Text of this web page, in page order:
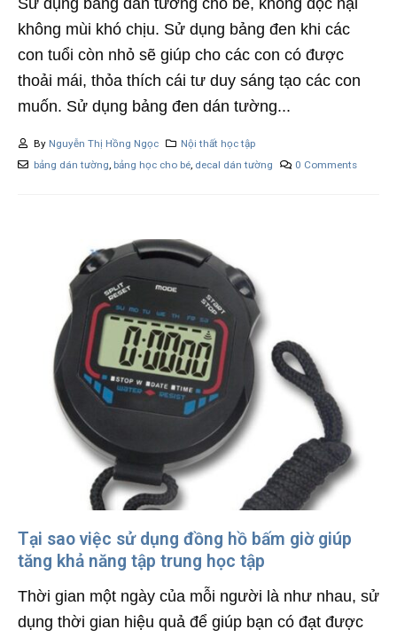
Sử dụng bảng dán tường cho bé, không độc hại
không mùi khó chịu. Sử dụng bảng đen khi các
con tuổi còn nhỏ sẽ giúp cho các con có được
thoải mái, thỏa thích cái tư duy sáng tạo các con
muốn. Sử dụng bảng đen dán tường...
By Nguyễn Thị Hồng Ngọc
Nội thất học tập
bảng dán tường, bảng học cho bé, decal dán tường 0 Comments
Tại sao việc sử dụng đồng hồ bấm giờ giúp
tăng khả năng tập trung học tập
Thời gian một ngày của mỗi người là như nhau, sử
dụng thời gian hiệu quả để giúp bạn có đạt được